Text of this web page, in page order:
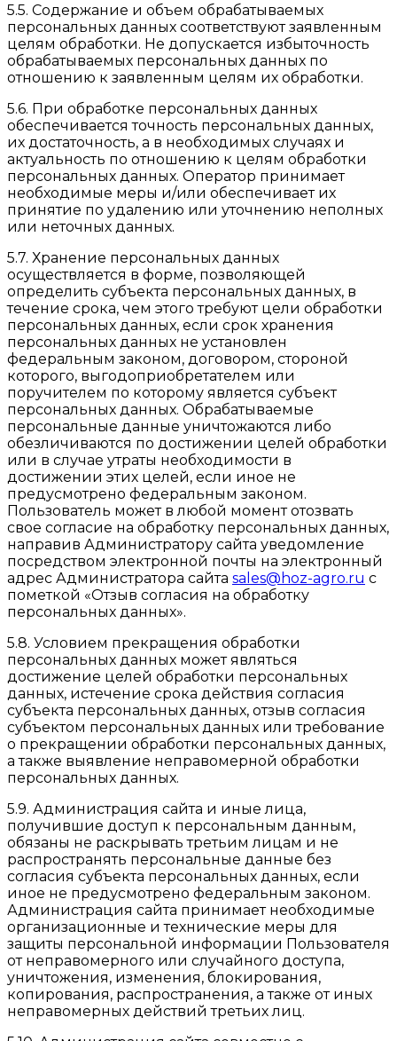
5.5. Содержание и объем обрабатываемых
персональных данных соответствуют заявленным
целям обработки. Не допускается избыточность
обрабатываемых персональных данных по
отношению к заявленным целям их обработки.
5.6. При обработке персональных данных
обеспечивается точность персональных данных,
их достаточность, а в необходимых случаях и
актуальность по отношению к целям обработки
персональных данных. Оператор принимает
необходимые меры и/или обеспечивает их
принятие по удалению или уточнению неполных
или неточных данных.
5.7. Хранение персональных данных
осуществляется в форме, позволяющей
определить субъекта персональных данных, в
течение срока, чем этого требуют цели обработки
персональных данных, если срок хранения
персональных данных не установлен
федеральным законом, договором, стороной
которого, выгодоприобретателем или
поручителем по которому является субъект
персональных данных. Обрабатываемые
персональные данные уничтожаются либо
обезличиваются по достижении целей обработки
или в случае утраты необходимости в
достижении этих целей, если иное не
предусмотрено федеральным законом.
Пользователь может в любой момент отозвать
свое согласие на обработку персональных данных,
направив Администратору сайта уведомление
посредством электронной почты на электронный
адрес Администратора сайта sales@hoz-agro.ru с
пометкой «Отзыв согласия на обработку
персональных данных».
5.8. Условием прекращения обработки
персональных данных может являться
достижение целей обработки персональных
данных, истечение срока действия согласия
субъекта персональных данных, отзыв согласия
субъектом персональных данных или требование
о прекращении обработки персональных данных,
а также выявление неправомерной обработки
персональных данных.
5.9. Администрация сайта и иные лица,
получившие доступ к персональным данным,
обязаны не раскрывать третьим лицам и не
распространять персональные данные без
согласия субъекта персональных данных, если
иное не предусмотрено федеральным законом.
Администрация сайта принимает необходимые
организационные и технические меры для
защиты персональной информации Пользователя
от неправомерного или случайного доступа,
уничтожения, изменения, блокирования,
копирования, распространения, а также от иных
неправомерных действий третьих лиц.